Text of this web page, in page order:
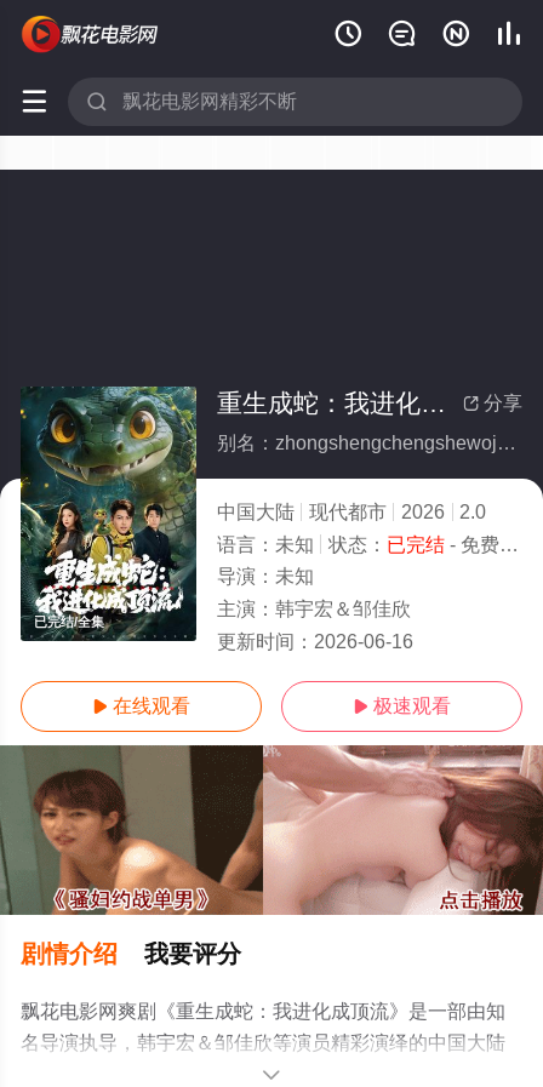
   
 
已完结/全集
 分享
重生成蛇：我进化成顶流(全集)
别名：zhongshengchengshewojinhuachengdingliu
中国大陆 现代都市 2026
2.0
语言： 未知 状态： 已完结- 免费在线观看
导演： 未知
主演： 韩宇宏＆邹佳欣
更新时间： 2026-06-16
 在线观看  极速观看
剧情介绍 我要评分
飘花电影网爽剧《重生成蛇：我进化成顶流》是一部由知
名导演执导，韩宇宏＆邹佳欣等演员精彩演绎的中国大陆
电视剧，大结局剧情已揭晓（已完结），手机免费观看高
